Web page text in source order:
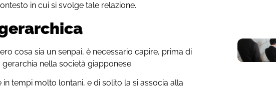
in cui si svolge tale relazione.
cosa sia un senpai, è necessario capire, prima di
nella società giapponese.
tempi molto lontani, e di solito la si associa alla